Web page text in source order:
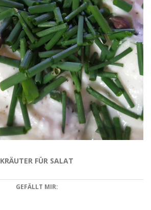
KRÄUTER FÜR SALAT
GEFÄLLT MIR: